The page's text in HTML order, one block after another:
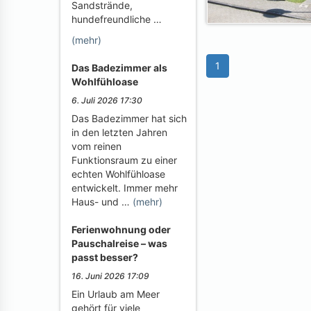
Sandstrände,
hundefreundliche …
(mehr)
Das Badezimmer als
Wohlfühloase
6. Juli 2026 17:30
Das Badezimmer hat sich
in den letzten Jahren
vom reinen
Funktionsraum zu einer
echten Wohlfühloase
entwickelt. Immer mehr
Haus- und … (mehr)
Ferienwohnung oder
Pauschalreise – was
passt besser?
16. Juni 2026 17:09
Ein Urlaub am Meer
gehört für viele
1